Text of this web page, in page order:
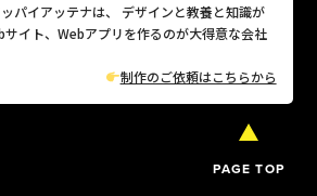
パイアッテナは、 デザインと教養と知識が
サイト、Webアプリを作るのが大得意な会社
制作のご依頼はこちらから
PAGE TOP